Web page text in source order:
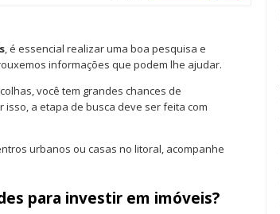
, é essencial realizar uma boa pesquisa e
informações que podem lhe ajudar.
você tem grandes chances de
a etapa de busca deve ser feita com
urbanos ou casas no litoral, acompanhe
para investir em imóveis?